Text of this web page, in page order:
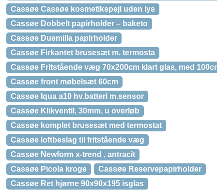
Cassøe Cassøe kosmetikspejl uden lys
Cassøe Dobbelt papirholder – baketo
Cassøe Duemilla papirholder
Cassøe Firkantet brusesæt m. termosta
Cassøe Fritstående væg 70x200cm klart glas, med
Cassøe front møbelsæt 60cm
Cassøe Iqua a10 hv.batteri m.sensor
Cassøe Klikventil, 30mm, u overløb
Cassøe komplet brusesæt med termostat
Cassøe loftbeslag til fritstående væg
Cassøe Newform x-trend , antracit
Cassøe Picola kroge
Cassøe Reservepapirholder
Cassøe Ret hjørne 90x90x195 isglas